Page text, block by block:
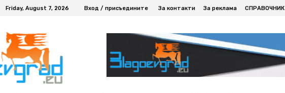
Friday, August 7, 2026 Вход / присъедините За контакти За реклама СПРАВОЧНИК